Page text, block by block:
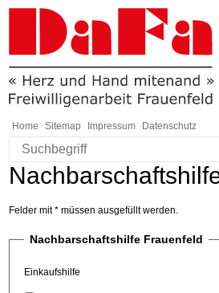
Navigieren in DaFa
Schnellnavigation
Home Sitemap Impressum
Datenschutz
Suchbegriff
Responsivenavigation
Felder mit * müssen ausgefüllt werden.
Nachbarschaftshilfe Frauenfeld
Einkaufshilfe